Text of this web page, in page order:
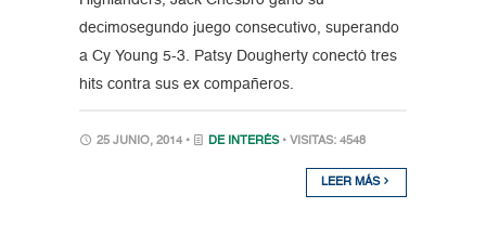
decimosegundo juego consecutivo, superando
a Cy Young 5-3. Patsy Dougherty conectó tres
hits contra sus ex compañeros.
25 JUNIO, 2014 • DE INTERÉS • VISITAS: 4548
LEER MÁS